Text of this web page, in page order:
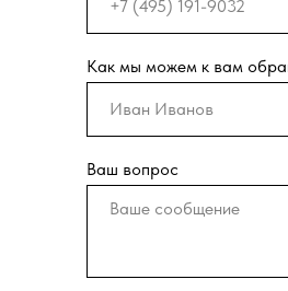
Как мы можем к вам
Ваш вопрос